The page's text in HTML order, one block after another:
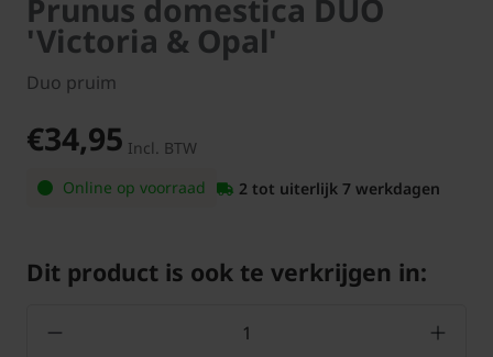
Prunus domestica DUO
'Victoria & Opal'
Duo pruim
€34,95 Incl. BTW
Online op voorraad
2 tot uiterlijk 7 werkdagen
Dit product is ook te verkrijgen in: